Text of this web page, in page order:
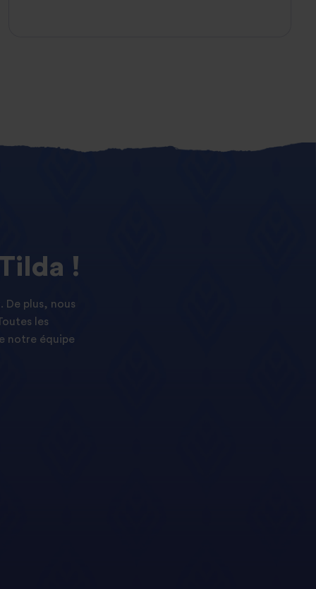
!
De plus, nous
les
notre équipe